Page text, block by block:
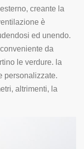
creante la
è
ed unendo.
da
le verdure. la
personalizzate.
altrimenti, la